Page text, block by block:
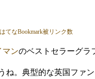
マンのベストセラーグラ
。典型的な英国ファ